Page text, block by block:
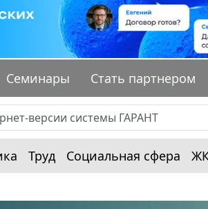
Семинары Стать партнером
Труд Социальная сфера